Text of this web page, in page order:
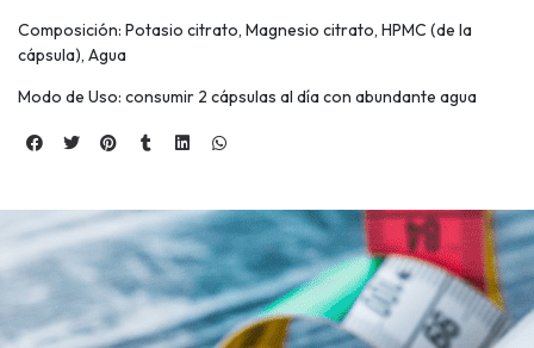
Composición: Potasio citrato, Magnesio citrato, HPMC (de la
cápsula), Agua
Modo de Uso: consumir 2 cápsulas al día con abundante agua